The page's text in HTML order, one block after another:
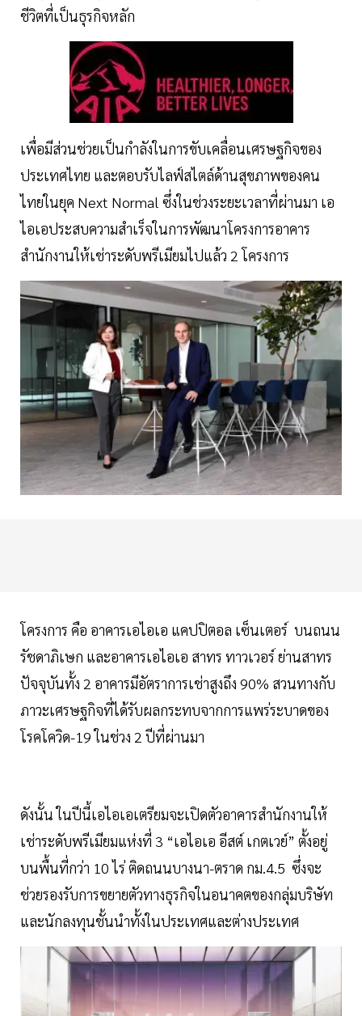
ชีวิตที่เป็นธุรกิจหลัก
เพื่อมีส่วนช่วยเป็นกำลังในการขับเคลื่อนเศรษฐกิจของ
ประเทศไทย และตอบรับไลฟ์สไตล์ด้านสุขภาพของคน
ไทยในยุค Next Normal ซึ่งในช่วงระยะเวลาที่ผ่านมา เอ
ไอเอประสบความสำเร็จในการพัฒนาโครงการอาคาร
สำนักงานให้เช่าระดับพรีเมียมไปแล้ว 2 โครงการ
โครงการ คือ อาคารเอไอเอ แคปปิตอล เซ็นเตอร์ บนถนน
รัชดาภิเษก และอาคารเอไอเอ สาทร ทาวเวอร์ ย่านสาทร
ปัจจุบันทั้ง 2 อาคารมีอัตราการเช่าสูงถึง 90% สวนทางกับ
ภาวะเศรษฐกิจที่ได้รับผลกระทบจากการแพร่ระบาดของ
โรคโควิด-19 ในช่วง 2 ปีที่ผ่านมา
ดังนั้น ในปีนี้เอไอเอเตรียมจะเปิดตัวอาคารสำนักงานให้
เช่าระดับพรีเมียมแห่งที่ 3 “เอไอเอ อีสต์ เกตเวย์” ตั้งอยู่
บนพื้นที่กว่า 10 ไร่ ติดถนนบางนา-ตราด กม.4.5 ซึ่งจะ
ช่วยรองรับการขยายตัวทางธุรกิจในอนาคตของกลุ่มบริษัท
และนักลงทุนชั้นนำทั้งในประเทศและต่างประเทศ